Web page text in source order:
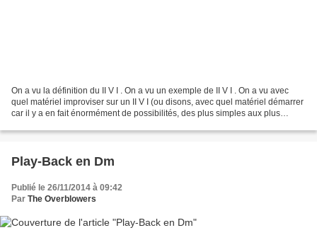
On a vu la définition du II V I . On a vu un exemple de II V I . On a vu avec
quel matériel improviser sur un II V I (ou disons, avec quel matériel démarrer
car il y a en fait énormément de possibilités, des plus simples aux plus
Play-Back en Dm
Publié le 26/11/2014 à 09:42
Par The Overblowers